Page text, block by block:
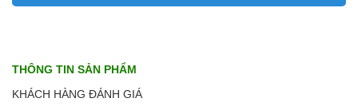
THÔNG TIN SẢN PHẨM
KHÁCH HÀNG ĐÁNH GIÁ